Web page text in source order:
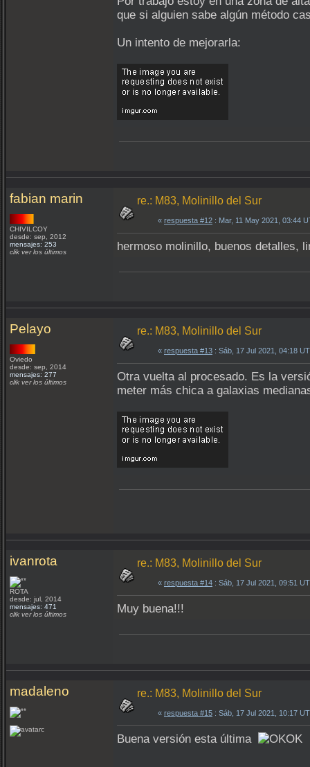
que si alguien sabe algún método
Un intento de mejorarla:
fabian marin
CHIVILCOY
desde: sep, 2012
mensajes: 253
clik ver los últimos
re.: M83, Molinillo del Sur
« respuesta #12 : Mar, 11 May 2021, 03:44
hermoso molinillo, buenos detalles,
Pelayo
Oviedo
desde: sep, 2014
mensajes: 277
clik ver los últimos
re.: M83, Molinillo del Sur
« respuesta #13 : Sáb, 17 Jul 2021, 04:18
Otra vuelta al procesado. Es la
meter más chica a galaxias
ivanrota
ROTA
desde: jul, 2014
mensajes: 471
clik ver los últimos
re.: M83, Molinillo del Sur
« respuesta #14 : Sáb, 17 Jul 2021, 09:51
Muy buena!!!
madaleno re.: M83, Molinillo del Sur
« respuesta #15 : Sáb, 17 Jul 2021, 10:17
Buena versión esta última